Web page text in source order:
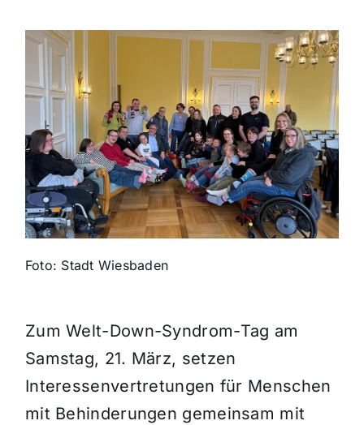
Polizeimeldungen
Themen und Termine
Gewinnspiele
Foto: Stadt Wiesbaden
Zum Welt-Down-Syndrom-Tag am
Samstag, 21. März, setzen
Interessenvertretungen für Menschen
mit Behinderungen gemeinsam mit